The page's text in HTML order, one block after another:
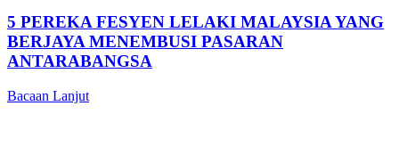
5 PEREKA FESYEN LELAKI MALAYSIA YANG
BERJAYA MENEMBUSI PASARAN
ANTARABANGSA
Bacaan Lanjut